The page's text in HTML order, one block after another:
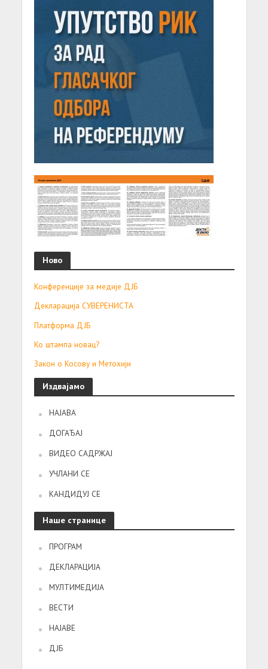
Ново
Конференције за медије ДЈБ
Декларација СУВЕРЕНИСТА
Платформа ДЈБ
Ко штампа новац?
Закон о Косову и Метохији
Издвајамо
НАЈАВА
ДОГАЂАЈ
ВИДЕО САДРЖАЈ
УЧЛАНИ СЕ
КАНДИДУЈ СЕ
Наше странице
ПРОГРАМ
ДЕКЛАРАЦИЈА
МУЛТИМЕДИЈА
ВЕСТИ
НАЈАВЕ
ДЈБ